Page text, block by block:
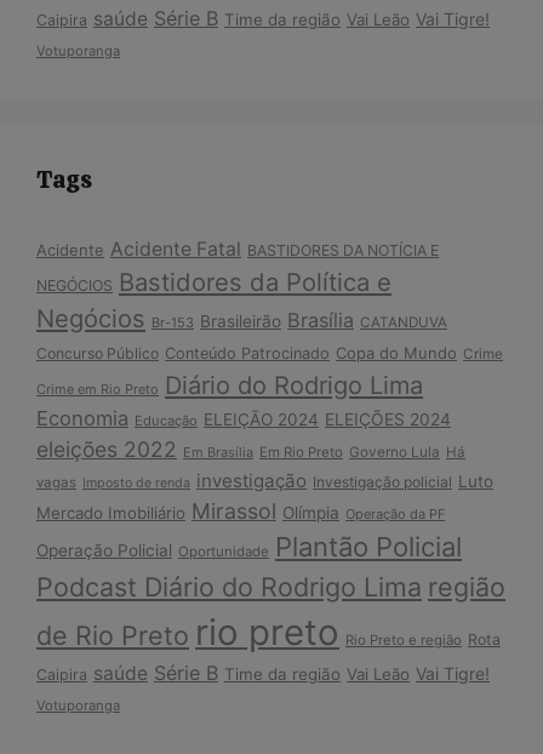
Caipira saúde Série B Time da região Vai Leão Vai Tigre!
Votuporanga
Tags
Acidente Acidente Fatal BASTIDORES DA NOTÍCIA E
NEGÓCIOS Bastidores da Política e
Negócios Br-153 Brasileirão Brasília CATANDUVA
Concurso Público Conteúdo Patrocinado Copa do Mundo Crime
Crime em Rio Preto Diário do Rodrigo Lima
Economia Educação ELEIÇÃO 2024 ELEIÇÕES 2024
eleições 2022 Em Brasília Em Rio Preto Governo Lula Há
vagas Imposto de renda investigação Investigação policial Luto
Mercado Imobiliário Mirassol Olímpia Operação da PF
Operação Policial Oportunidade Plantão Policial
Podcast Diário do Rodrigo Lima região
de Rio Preto rio preto Rio Preto e região Rota
Caipira saúde Série B Time da região Vai Leão Vai Tigre!
Votuporanga